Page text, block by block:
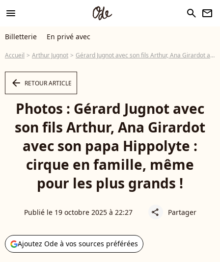
menu search newsletter
Billetterie En privé avec
Accueil Arthur Jugnot Gérard Jugnot avec son fils Arthur, Ana Girardot avec son papa Hippolyte : cirque en famille, même pour les plus grands !
arrow_left RETOUR ARTICLE
Photos : Gérard Jugnot avec
son fils Arthur, Ana Girardot
avec son papa Hippolyte :
cirque en famille, même
pour les plus grands !
Publié le 19 octobre 2025 à 22:27 share Partager
Ajoutez Ode à vos sources préférées